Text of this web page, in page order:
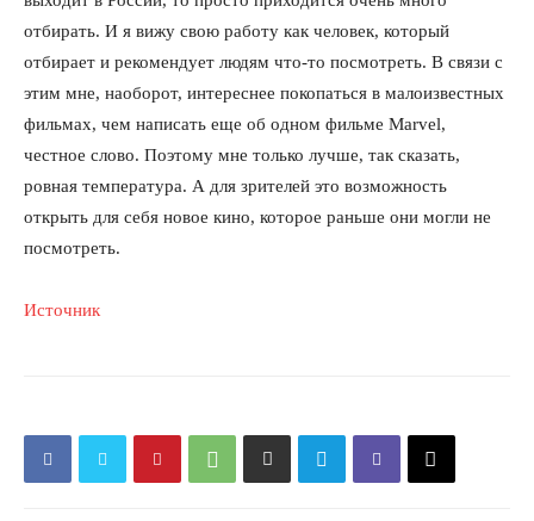
Связаться с нами
Политика конфиденциальности
Отказ от ответственности
Мой аккаунт
Реклама
Контакты
отбирать. И я вижу свою работу как человек, который
отбирает и рекомендует людям что-то посмотреть. В связи с
этим мне, наоборот, интереснее покопаться в малоизвестных
фильмах, чем написать еще об одном фильме Marvel,
честное слово. Поэтому мне только лучше, так сказать,
ровная температура. А для зрителей это возможность
открыть для себя новое кино, которое раньше они могли не
посмотреть.
Источник